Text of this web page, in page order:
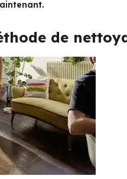
de